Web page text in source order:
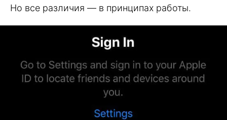
Но все различия — в принципах работы.